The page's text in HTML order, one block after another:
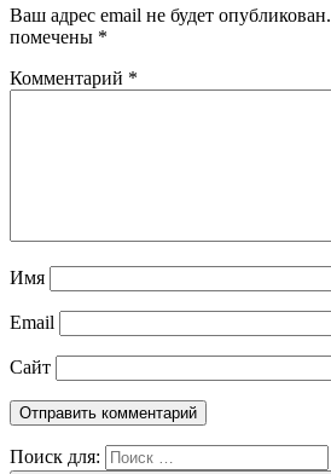
Ваш адрес email не будет опубликован.
помечены *
Комментарий *
Имя
Email
Сайт
Поиск для: